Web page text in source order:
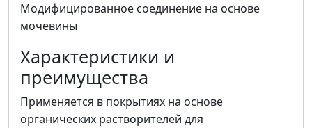
Модифицированное соединение на основе
мочевины
Характеристики и
преимущества
Применяется в покрытиях на основе
органических растворителей для